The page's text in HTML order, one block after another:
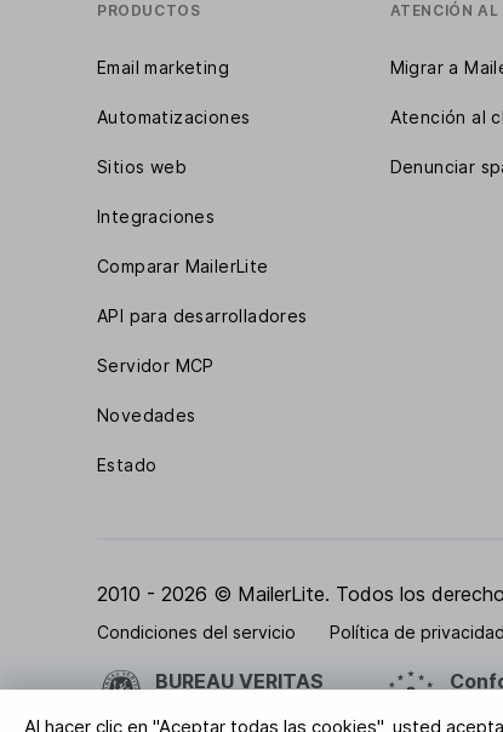
Al hacer clic en "Aceptar todas las cookies", usted
PRODUCTOS
Email marketing
Automatizaciones
Sitios web
Integraciones
Comparar MailerLite
API para desarrolladores
Servidor MCP
Novedades
Estado
ATENCIÓN AL
Migrar a
Atención al
Denunciar
2010 - 2026 © MailerLite. Todos los
Condiciones del servicio Política de privacidad
BUREAU VERITAS